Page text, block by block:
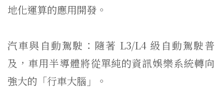
地化運算的應用開發。
汽車與自動駕駛：隨著 L3/L4 級自動駕駛普
及，車用半導體將從單純的資訊娛樂系統轉向
強大的「行車大腦」。